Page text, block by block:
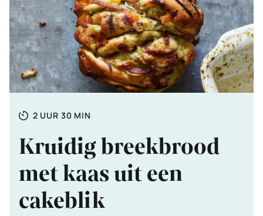
Totale
2 UUR
UUR 30 MINUTEN
MIN
Kruidig breekbrood
met kaas uit een
cakeblik